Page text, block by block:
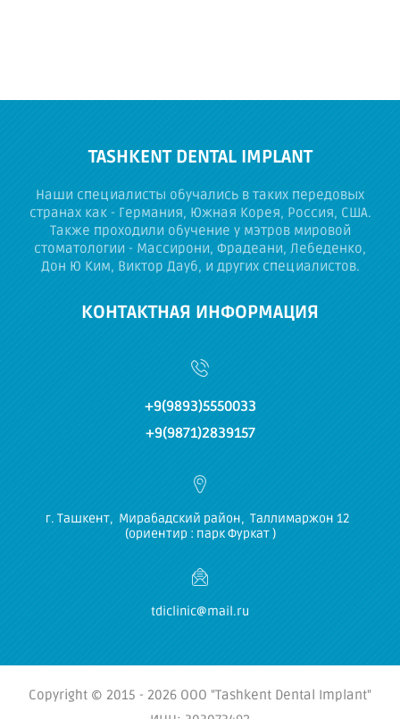
TASHKENT DENTAL IMPLANT
Наши специалисты обучались в таких передовых
странах как - Германия, Южная Корея, Россия, США.
Также проходили обучение у мэтров мировой
стоматологии - Массирони, Фрадеани, Лебеденко,
Дон Ю Ким, Виктор Дауб, и других специалистов.
КОНТАКТНАЯ ИНФОРМАЦИЯ
+9(9893)5550033
+9(9871)2839157
г. Ташкент, Мирабадский район, Таллимаржон 12
(ориентир : парк Фуркат )
tdiclinic@mail.ru
Copyright © 2015 - 2026 ООО "Tashkent Dental Implant"